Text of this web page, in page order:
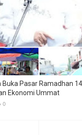
Buka Pasar Ramadhan
Ekonomi Ummat
0